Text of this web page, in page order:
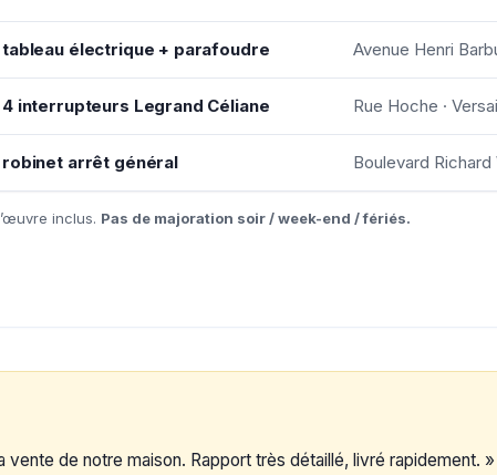
électrique + parafoudre Avenue Henri
interrupteurs Legrand Céliane Rue Hoche ·
robinet arrêt général Boulevard Richard
inclus. Pas de majoration soir / week-end / fériés.
vente de notre maison. Rapport très détaillé, livré rapidement. »